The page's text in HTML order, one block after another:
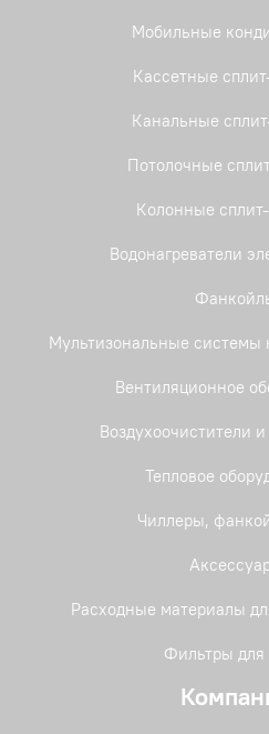
Мобильные
Кассетные
Канальные
Потолочные
Колонные
Водонагреватели
Мультизональные системы
Вентиляционное
Воздухоочистители
Тепловое
Чиллеры,
Расходные материалы
Фильтры для